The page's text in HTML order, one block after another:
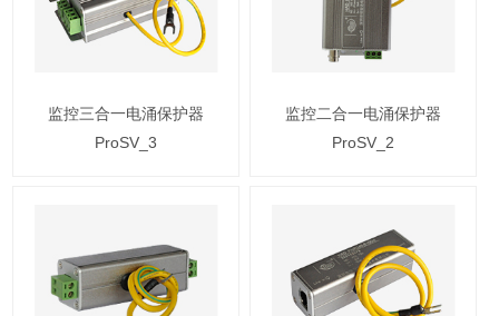
监控三合一电涌保护器
ProSV_3
监控二合一电涌保护器
ProSV_2